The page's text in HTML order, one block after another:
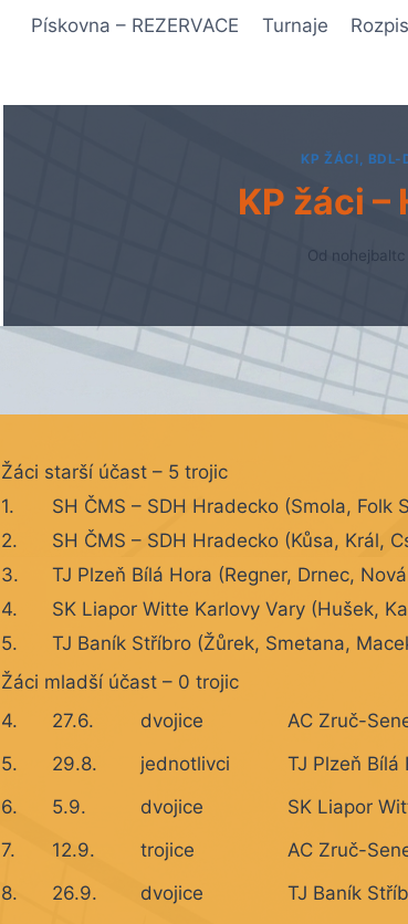
Pískovna – REZERVACE Turnaje Rozpis
KP ŽÁCI, BDL-
KP žáci –
Od nohejbaltc
Žáci starší účast – 5 trojic
1.
SH ČMS – SDH Hradecko (Smola, Folk
2.
SH ČMS – SDH Hradecko (Kůsa, Král,
3.
TJ Plzeň Bílá Hora (Regner, Drnec,
4.
SK Liapor Witte Karlovy Vary (Hušek,
5.
TJ Baník Stříbro (Žůrek, Smetana,
Žáci mladší účast – 0 trojic
4.
27.6. dvojice AC Zruč-
5.
29.8. jednotlivci TJ Plzeň Bílá
6.
5.9. dvojice SK Liapor
7.
12.9. trojice AC Zruč-
8.
26.9. dvojice TJ Baník